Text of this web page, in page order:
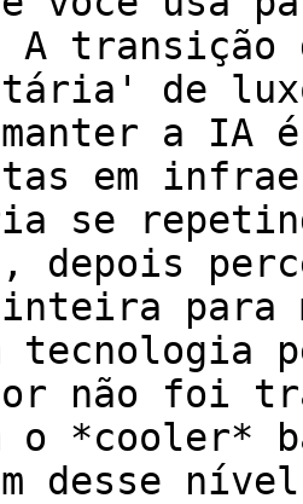
transição
de
a IA
em
se
depois
inteira
tecnologia
não foi
o *cooler*
desse